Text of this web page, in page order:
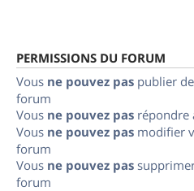
PERMISSIONS DU FORUM
Vous ne pouvez pas publier
forum
Vous ne pouvez pas répondre
Vous ne pouvez pas modifier
forum
Vous ne pouvez pas
forum